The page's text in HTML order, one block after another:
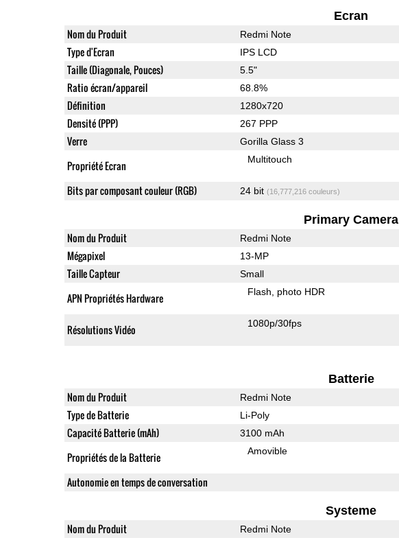
Ecran
Nom du Produit Redmi Note
Type d'Ecran IPS LCD
Taille (Diagonale, Pouces) 5.5"
Ratio écran/appareil 68.8%
Définition 1280x720
Densité (PPP) 267 PPP
Verre Gorilla Glass 3
Propriété Ecran Multitouch
Bits par composant couleur (RGB) 24 bit (16,777,216 couleurs)
Primary Camera
Nom du Produit Redmi Note
Mégapixel 13-MP
Taille Capteur Small
APN Propriétés Hardware Flash photo HDR
Résolutions Vidéo 1080p/30fps
Batterie
Nom du Produit Redmi Note
Type de Batterie Li-Poly
Capacité Batterie (mAh) 3100 mAh
Propriétés de la Batterie Amovible
Autonomie en temps de conversation
Systeme
Nom du Produit Redmi Note